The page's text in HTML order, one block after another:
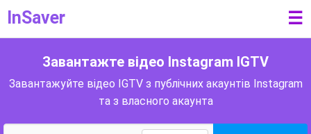
InSaver ☰
Завантажте відео Instagram IGTV
Завантажуйте відео IGTV з публічних акаунтів Instagram
та з власного акаунта